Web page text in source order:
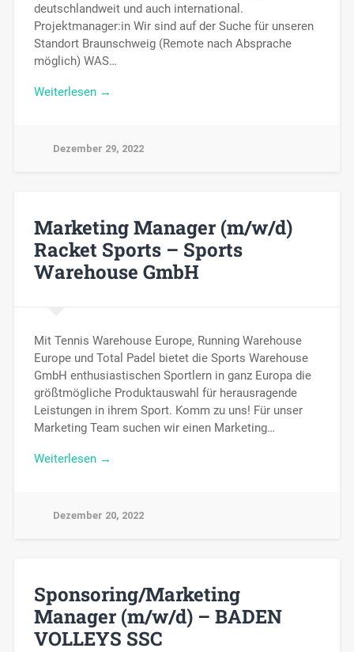
deutschlandweit und auch international.
Projektmanager:in Wir sind auf der Suche für unseren
Standort Braunschweig (Remote nach Absprache
möglich) WAS…
Weiterlesen →
Dezember 29, 2022
Marketing Manager (m/w/d)
Racket Sports – Sports
Warehouse GmbH
Mit Tennis Warehouse Europe, Running Warehouse
Europe und Total Padel bietet die Sports Warehouse
GmbH enthusiastischen Sportlern in ganz Europa die
größtmögliche Produktauswahl für herausragende
Leistungen in ihrem Sport. Komm zu uns! Für unser
Marketing Team suchen wir einen Marketing…
Weiterlesen →
Dezember 20, 2022
Sponsoring/Marketing
Manager (m/w/d) – BADEN
VOLLEYS SSC